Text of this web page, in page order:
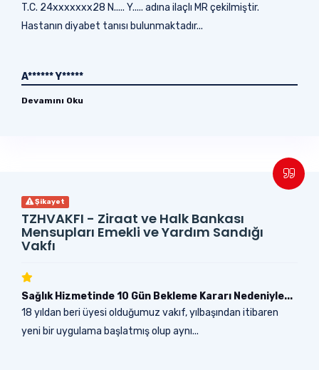
T.C. 24xxxxxxx28 N..... Y..... adına ilaçlı MR çekilmiştir.
Hastanın diyabet tanısı bulunmaktadır...
A****** Y*****
Devamını Oku
Şikayet
TZHVAKFI - Ziraat ve Halk Bankası
Mensupları Emekli ve Yardım Sandığı
Vakfı
Sağlık Hizmetinde 10 Gün Bekleme Kararı Nedeniyle...
18 yıldan beri üyesi olduğumuz vakıf, yılbaşından itibaren
yeni bir uygulama başlatmış olup aynı...